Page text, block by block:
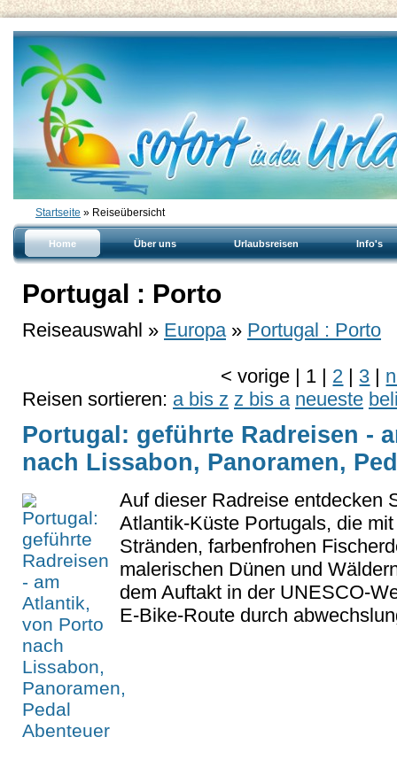
Startseite » Reiseübersicht
Home Über uns Urlaubsreisen Info's
Portugal : Porto
Reiseauswahl » Europa » Portugal : Porto
<vorige | 1 | 2 | 3 |
Reisen sortieren: a bis z z bis a neueste
Portugal: geführte Radreisen -
nach Lissabon, Panoramen,
Auf dieser Radreise entdecken
Atlantik-Küste Portugals, die
Stränden, farbenfrohen
malerischen Dünen und
dem Auftakt in der UNESCO-
E-Bike-Route durch